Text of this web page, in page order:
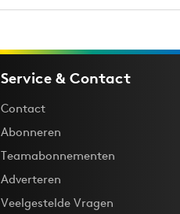
Service & Contact
Contact
Abonneren
Teamabonnementen
Adverteren
Veelgestelde Vragen